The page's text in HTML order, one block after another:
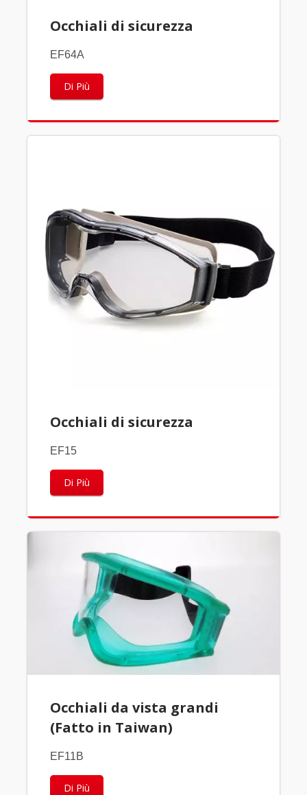
Occhiali di sicurezza
EF64A
Di Più
Occhiali di sicurezza
EF15
Di Più
Occhiali da vista grandi
(Fatto in Taiwan)
EF11B
Di Più